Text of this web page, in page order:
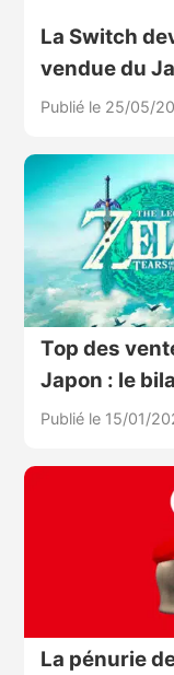
La Switch
vendue du
Publié le 25/05/
Top des
Japon : le
Publié le 15/01/
La pénurie